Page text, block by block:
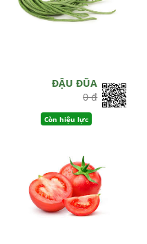
ĐẬU ĐŨA
0 đ
Còn hiệu lực